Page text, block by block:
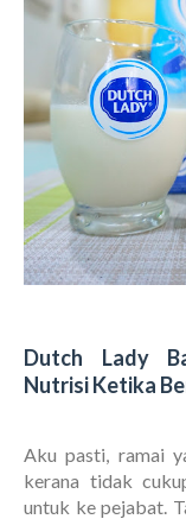
Dutch Lady
Nutrisi Ketika
Aku pasti, ramai
kerana tidak
untuk ke pejabat.